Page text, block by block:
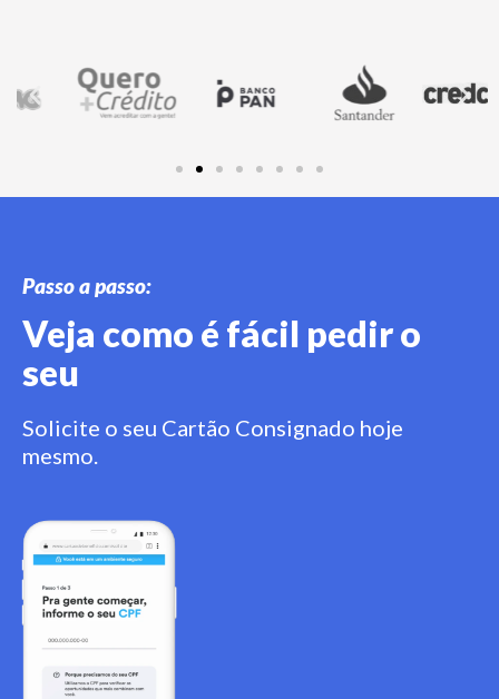
Passo a passo:
Veja como é fácil pedir o
seu
Solicite o seu Cartão Consignado hoje
mesmo.